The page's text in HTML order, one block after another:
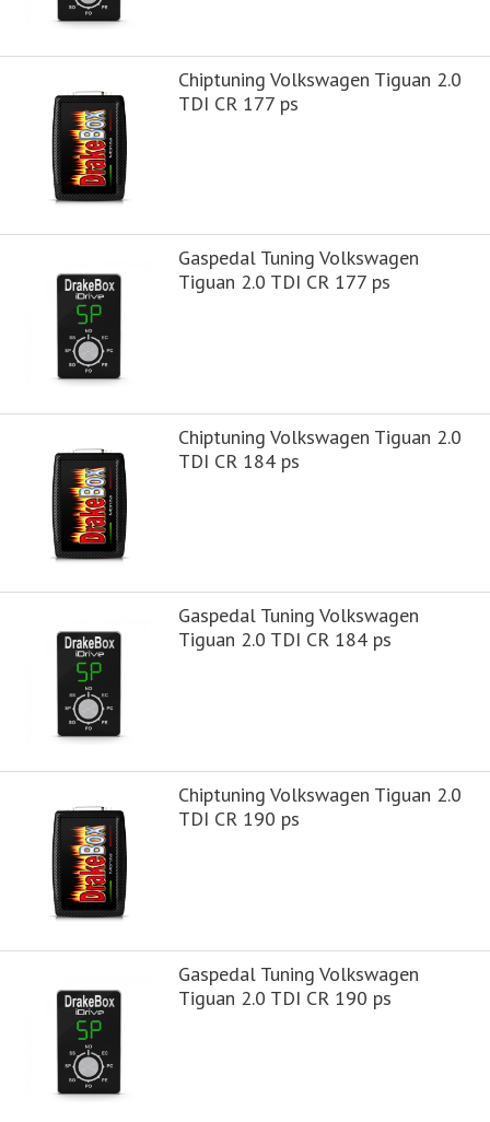
Chiptuning Volkswagen Tiguan 2.0
TDI CR 177 ps
Gaspedal Tuning Volkswagen
Tiguan 2.0 TDI CR 177 ps
Chiptuning Volkswagen Tiguan 2.0
TDI CR 184 ps
Gaspedal Tuning Volkswagen
Tiguan 2.0 TDI CR 184 ps
Chiptuning Volkswagen Tiguan 2.0
TDI CR 190 ps
Gaspedal Tuning Volkswagen
Tiguan 2.0 TDI CR 190 ps